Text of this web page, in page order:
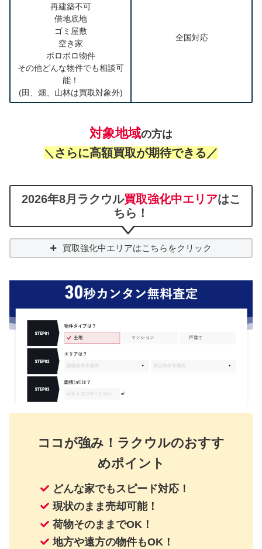
再建築不可
借地底地
ゴミ屋敷
空き家
ボロボロ物件
その他どんな物件でも相談可
能！
(田、畑、山林は買取対象外)
全国対応
対象地域の方は
＼ さらに高額買取が期待できる／
2026年8月ラクウル買取強化中エリアはこ
ちら！
買取強化中エリアはこちらをクリック
ココが強み！ラクウルのおすす
めポイント
どんな家でもスピード対応！
現状のまま売却可能！
荷物そのままでOK！
地方や遠方の物件もOK！